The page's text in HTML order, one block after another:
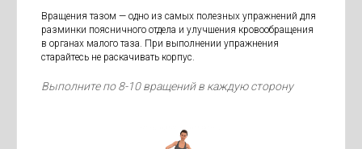
Вращения тазом — одно из самых полезных упражнений для
разминки поясничного отдела и улучшения кровообращения
в органах малого таза. При выполнении упражнения
старайтесь не раскачивать корпус.
Выполните по 8-10 вращений в каждую сторону